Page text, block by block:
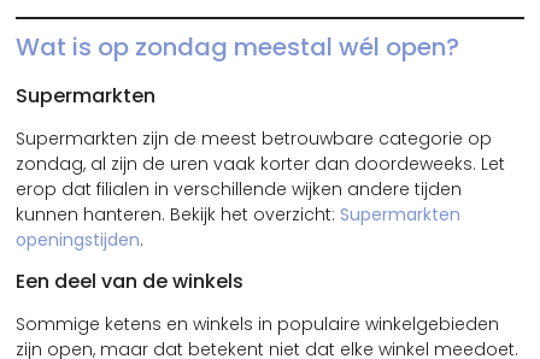
Wat is op zondag meestal wél open?
Supermarkten
Supermarkten zijn de meest betrouwbare categorie op
zondag, al zijn de uren vaak korter dan doordeweeks. Let
erop dat filialen in verschillende wijken andere tijden
kunnen hanteren. Bekijk het overzicht:Supermarkten
openingstijden.
Een deel van de winkels
Sommige ketens en winkels in populaire winkelgebieden
zijn open, maar dat betekent niet dat elke winkel meedoet.